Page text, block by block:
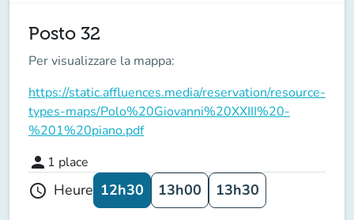
Posto 32
Per visualizzare la mappa:
https://static.affluences.media/reservation/resource-
types-maps/Polo%20Giovanni%20XXIII%20-
%201%20piano.pdf
person 1 place
schedule Heure 12h30 13h00 13h30